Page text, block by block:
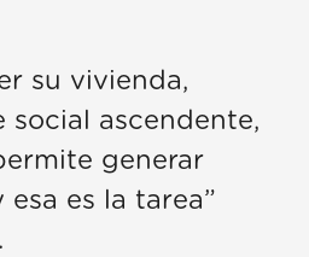
su vivienda,
social ascendente,
generar
es la tarea”